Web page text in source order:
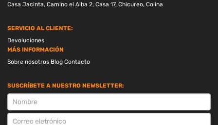
Casa Jacinta, Camino el Alba 2, Casa 17, Chicureo, Colina
SERVICIO AL CLIENTE:
Devoluciones
MÁS INFORMACIÓN
Sobre nosotros Blog Contacto
SUSCRÍBETE A NUESTRO NEWSLETTER:
SUSCRIPCION